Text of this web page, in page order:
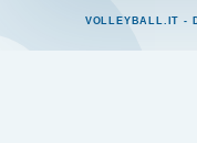
VOLLEYBALL.IT -